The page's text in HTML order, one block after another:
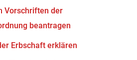
Vorschriften der
beantragen
Erbschaft erklären